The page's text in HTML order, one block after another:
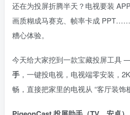
还在为投屏折腾半天？电视要装
画质糊成马赛克、帧率卡成
糟心体验。
今天给大家挖到一款宝藏投屏工具
手 ，一键投电视，电视端零安装，
畅，直接把家里的电视从 “客厅装饰